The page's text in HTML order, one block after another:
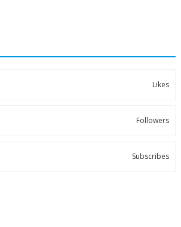
Likes
Followers
Subscribes